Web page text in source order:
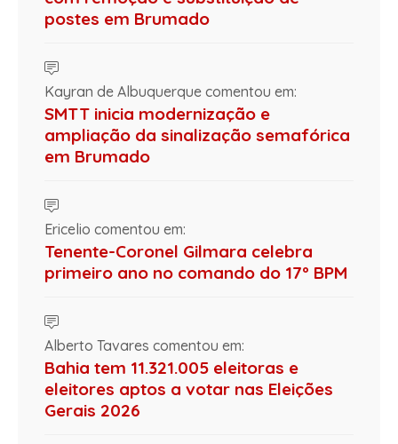
postes em Brumado
Kayran de Albuquerque comentou em:
SMTT inicia modernização e
ampliação da sinalização semafórica
em Brumado
Ericelio comentou em:
Tenente-Coronel Gilmara celebra
primeiro ano no comando do 17º BPM
Alberto Tavares comentou em:
Bahia tem 11.321.005 eleitoras e
eleitores aptos a votar nas Eleições
Gerais 2026